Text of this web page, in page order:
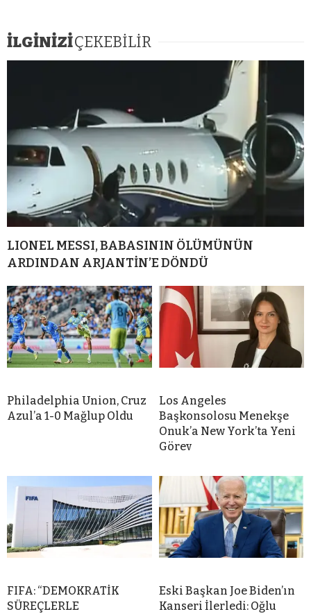
İLGİNİZİÇEKEBİLİR
LIONEL MESSI, BABASININ ÖLÜMÜNÜN
ARDINDAN ARJANTİN’E DÖNDÜ
Philadelphia Union, Cruz
Azul’a 1-0 Mağlup Oldu
Los Angeles
Başkonsolosu Menekşe
Onuk’a New York’ta Yeni
Görev
FIFA: “DEMOKRATİK
SÜREÇLERLE
Eski Başkan Joe Biden’ın
Kanseri İlerledi: Oğlu